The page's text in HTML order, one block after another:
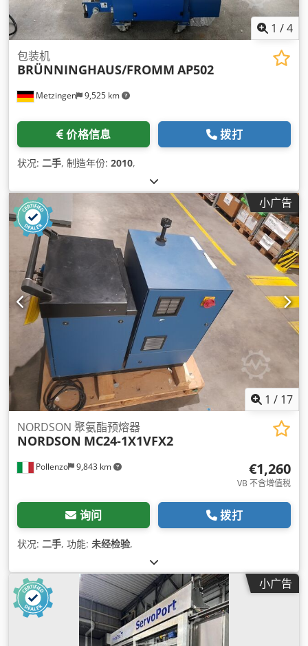
1 /4
Metzingen 9,525 km
包装机
BRÜNNINGHAUS/FROMM AP502
价格信息 拨打
状况: 二手, 制造年份: 2010,
小广告
1 / 17
Pollenzo 9,843 km
NORDSON 聚氨酯预熔器
NORDSON MC24-1X1VFX2
€1,260
VB 不含增值税
询问 拨打
状况: 二手, 功能: 未经检验,
小广告